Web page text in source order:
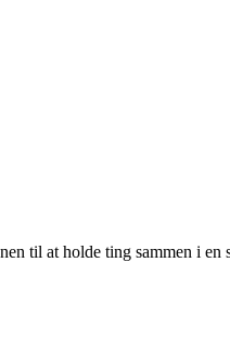
til at holde ting sammen i en